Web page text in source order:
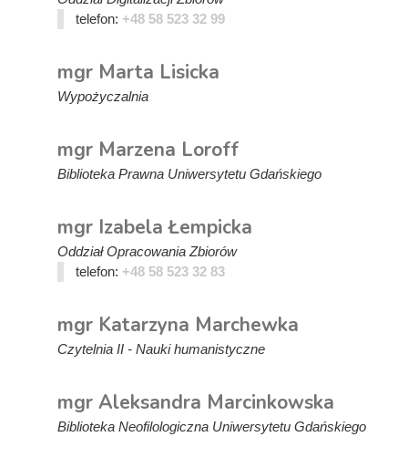
telefon: +48 58 523 32 99
mgr Marta Lisicka
Wypożyczalnia
mgr Marzena Loroff
Biblioteka Prawna Uniwersytetu Gdańskiego
mgr Izabela Łempicka
Oddział Opracowania Zbiorów
telefon: +48 58 523 32 83
mgr Katarzyna Marchewka
Czytelnia II - Nauki humanistyczne
mgr Aleksandra Marcinkowska
Biblioteka Neofilologiczna Uniwersytetu Gdańskiego